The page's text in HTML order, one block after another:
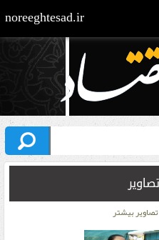
noreeghtesad.ir
بیشتر